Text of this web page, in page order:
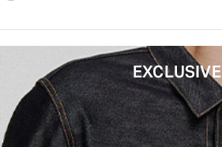
EXCLUSIVE